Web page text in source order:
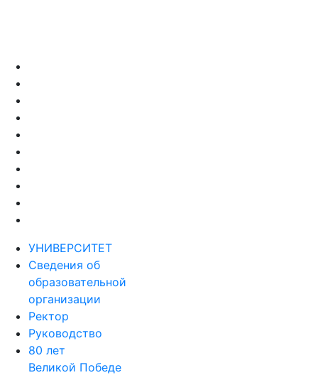
УНИВЕРСИТЕТ
Сведения об
образовательной
организации
Ректор
Руководство
80 лет
Великой Победе